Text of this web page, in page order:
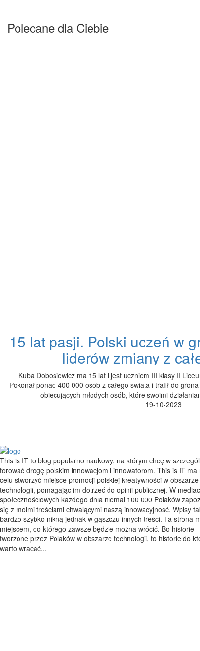
Polecane dla Ciebie
15 lat pasji. Polski uczeń w
liderów zmiany z
Kuba Dobosiewicz ma 15 lat i jest uczniem III klasy II
Pokonał ponad 400 000 osób z całego świata i trafił do
obiecujących młodych osób, które swoimi
19-10-2023
This is IT to blog popularno naukowy, na którym chcę w
torować drogę polskim innowacjom i innowatorom. This is IT ma
celu stworzyć miejsce promocji polskiej kreatywności w obszarze
technologii, pomagając im dotrzeć do opinii publicznej. W
społecznościowych każdego dnia niemal 100 000 Polaków
się z moimi treściami chwalącymi naszą innowacyjność. Wpisy
bardzo szybko nikną jednak w gąszczu innych treści. Ta strona
miejscem, do którego zawsze będzie można wrócić. Bo historie
tworzone przez Polaków w obszarze technologii, to historie do
warto wracać...